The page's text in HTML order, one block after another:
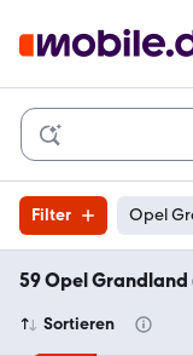
Filter Opel
59 Opel Grandland
Sortieren